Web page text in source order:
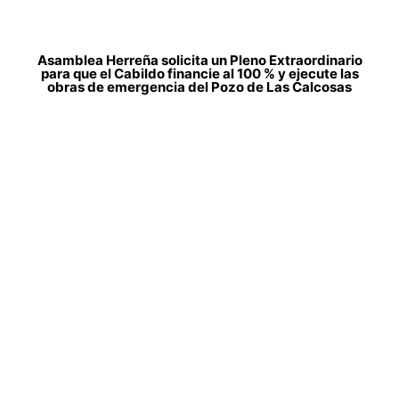
Asamblea Herreña solicita un Pleno Extraordinario
para que el Cabildo financie al 100 % y ejecute las
obras de emergencia del Pozo de Las Calcosas